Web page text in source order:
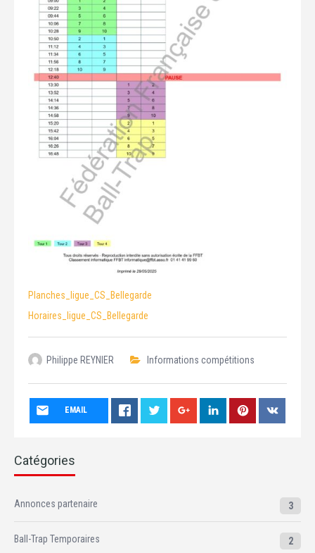
Planches_ligue_CS_Bellegarde
Horaires_ligue_CS_Bellegarde
Philippe REYNIER Informations compétitions
EMAIL
Catégories
Annonces partenaire 3
Ball-Trap Temporaires 2